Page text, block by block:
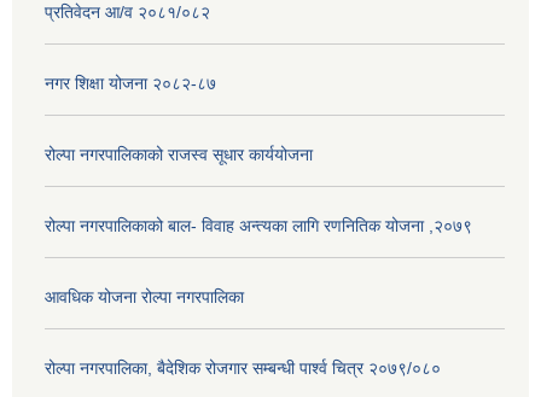
प्रतिवेदन आ/व २०८१/०८२
नगर शिक्षा योजना २०८२-८७
रोल्पा नगरपालिकाको राजस्व सूधार कार्ययोजना
रोल्पा नगरपालिकाको बाल- विवाह अन्त्यका लागि रणनितिक योजना ,२०७९
आवधिक योजना रोल्पा नगरपालिका
रोल्पा नगरपालिका, बैदेशिक रोजगार सम्बन्धी पार्श्व चित्र २०७९/०८०